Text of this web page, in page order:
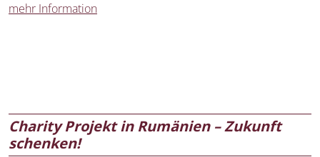
mehr Information
Charity Projekt in Rumänien – Zukunft
schenken!